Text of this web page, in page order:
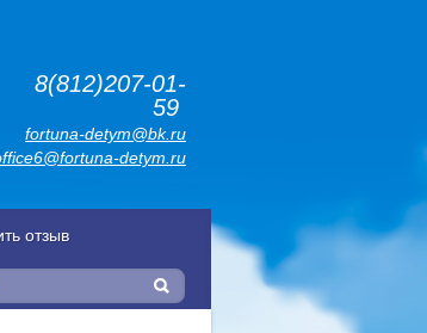
8(812)207-01-
59
fortuna-detym@bk.ru
detym.ru
отзыв